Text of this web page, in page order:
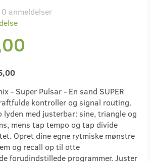
0 anmeldelser
- Super Pulsar - En sand SUPER
kontroller og signal routing.
lyden med justerbar: sine, triangle og
mens tap tempo og tap divide
Opret dine egne rytmiske mønstre
og recall op til otte
forudindstillede programmer. Juster